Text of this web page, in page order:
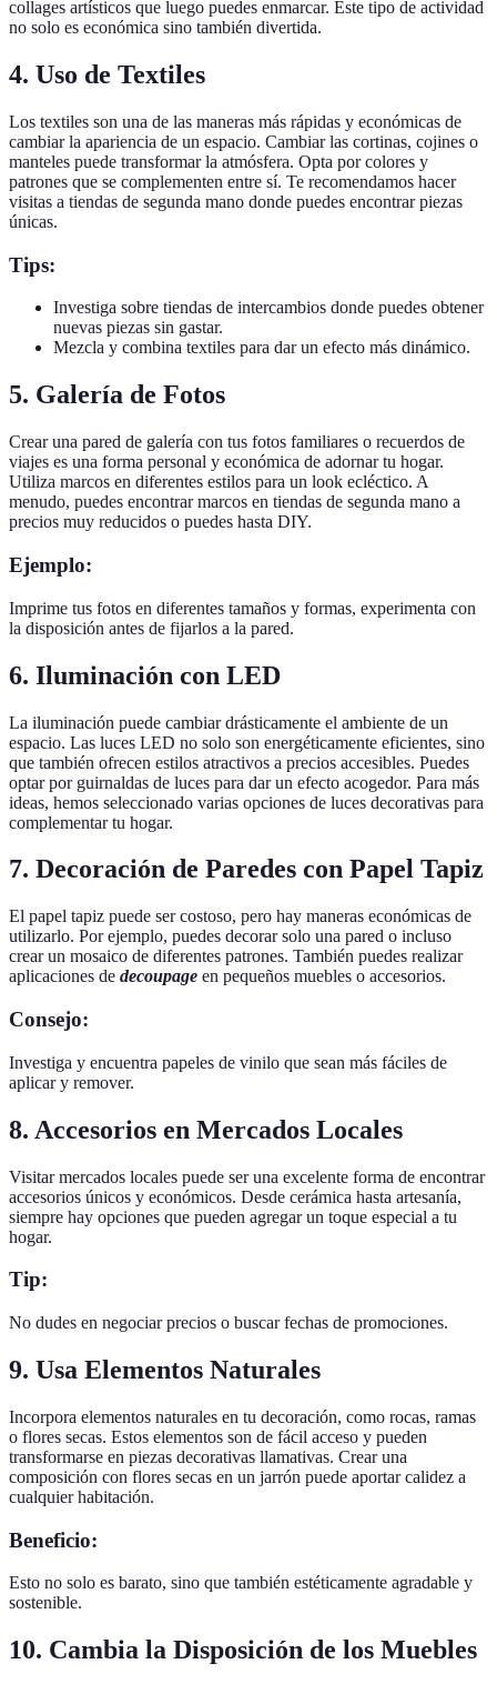
collages artísticos que luego puedes enmarcar. Este tipo de actividad
no solo es económica sino también divertida.
4. Uso de Textiles
Los textiles son una de las maneras más rápidas y económicas de
cambiar la apariencia de un espacio. Cambiar las cortinas, cojines o
manteles puede transformar la atmósfera. Opta por colores y
patrones que se complementen entre sí. Te recomendamos hacer
visitas a tiendas de segunda mano donde puedes encontrar piezas
únicas.
Tips:
Investiga sobre tiendas de intercambios donde puedes obtener
nuevas piezas sin gastar.
Mezcla y combina textiles para dar un efecto más dinámico.
5. Galería de Fotos
Crear una pared de galería con tus fotos familiares o recuerdos de
viajes es una forma personal y económica de adornar tu hogar.
Utiliza marcos en diferentes estilos para un look ecléctico. A
menudo, puedes encontrar marcos en tiendas de segunda mano a
precios muy reducidos o puedes hasta DIY.
Ejemplo:
Imprime tus fotos en diferentes tamaños y formas, experimenta con
la disposición antes de fijarlos a la pared.
6. Iluminación con LED
La iluminación puede cambiar drásticamente el ambiente de un
espacio. Las luces LED no solo son energéticamente eficientes, sino
que también ofrecen estilos atractivos a precios accesibles. Puedes
optar por guirnaldas de luces para dar un efecto acogedor. Para más
ideas, hemos seleccionado varias opciones de luces decorativas para
complementar tu hogar.
7. Decoración de Paredes con Papel Tapiz
El papel tapiz puede ser costoso, pero hay maneras económicas de
utilizarlo. Por ejemplo, puedes decorar solo una pared o incluso
crear un mosaico de diferentes patrones. También puedes realizar
aplicaciones de decoupage en pequeños muebles o accesorios.
Consejo:
Investiga y encuentra papeles de vinilo que sean más fáciles de
aplicar y remover.
8. Accesorios en Mercados Locales
Visitar mercados locales puede ser una excelente forma de encontrar
accesorios únicos y económicos. Desde cerámica hasta artesanía,
siempre hay opciones que pueden agregar un toque especial a tu
hogar.
Tip:
No dudes en negociar precios o buscar fechas de promociones.
9. Usa Elementos Naturales
Incorpora elementos naturales en tu decoración, como rocas, ramas
o flores secas. Estos elementos son de fácil acceso y pueden
transformarse en piezas decorativas llamativas. Crear una
composición con flores secas en un jarrón puede aportar calidez a
cualquier habitación.
Beneficio:
Esto no solo es barato, sino que también estéticamente agradable y
sostenible.
10. Cambia la Disposición de los Muebles